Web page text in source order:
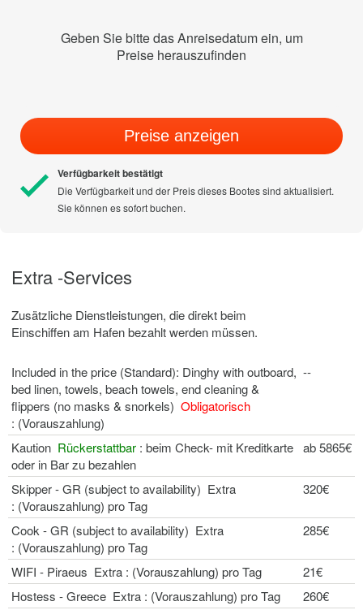
Geben Sie bitte das Anreisedatum ein, um
Preise herauszufinden
Preise anzeigen
Verfügbarkeit bestätigt
Die Verfügbarkeit und der Preis dieses Bootes sind aktualisiert.
Sie können es sofort buchen.
Extra -Services
Zusätzliche Dienstleistungen, die direkt beim
Einschiffen am Hafen bezahlt werden müssen.
Included in the price (Standard): Dinghy with outboard,
bed linen, towels, beach towels, end cleaning &
flippers (no masks & snorkels) Obligatorisch
: (Vorauszahlung)
--
Kaution Rückerstattbar : beim Check- mit Kreditkarte
oder in Bar zu bezahlen
ab 5865€
Skipper - GR (subject to availability) Extra
: (Vorauszahlung) pro Tag
320€
Cook - GR (subject to availability) Extra
: (Vorauszahlung) pro Tag
285€
WIFI - Piraeus Extra : (Vorauszahlung) pro Tag
21€
Hostess - Greece Extra : (Vorauszahlung) pro Tag
260€